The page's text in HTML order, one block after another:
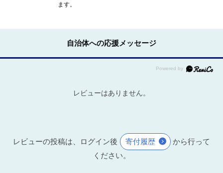
ます。
自治体への応援メッセージ
レビューはありません。
レビューの投稿は、ログイン後 寄付履歴
から行って
ください。